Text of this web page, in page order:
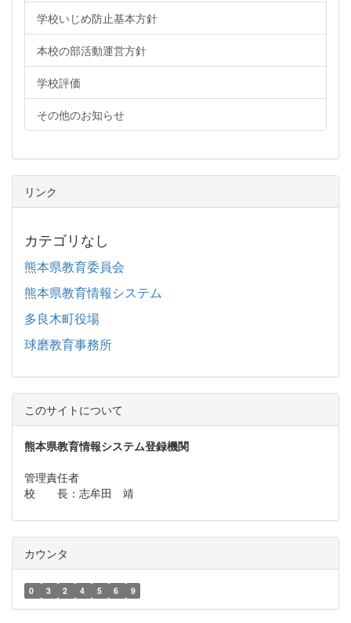
学校いじめ防止基本方針
本校の部活動運営方針
学校評価
その他のお知らせ
リンク
カテゴリなし
熊本県教育委員会
熊本県教育情報システム
多良木町役場
球磨教育事務所
このサイトについて
熊本県教育情報システム登録機関
管理責任者
校 長：志牟田 靖
カウンタ
0 3 2 4 5 6 9